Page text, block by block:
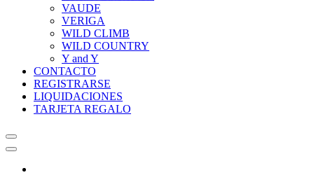
VAUDE
VERIGA
WILD CLIMB
WILD COUNTRY
Y and Y
CONTACTO
REGISTRARSE
LIQUIDACIONES
TARJETA REGALO